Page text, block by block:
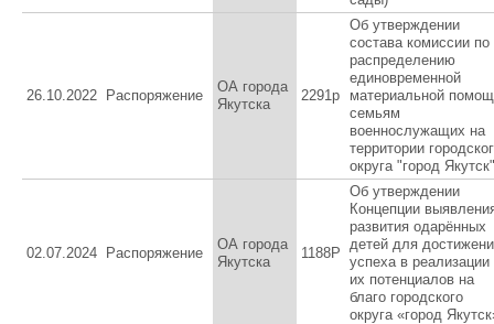
26.10.2022 Распоряжение
ОА города
Якутска
2291р
Об утверждении
состава комиссии по
распределению
единовременной
материальной
семьям
военнослужащих на
территории
округа "город Якутск"
02.07.2024 Распоряжение
ОА города
Якутска
1188Р
Об утверждении
Концепции
развития одарённых
детей для
успеха в реализации
их потенциалов на
благо городского
округа «город